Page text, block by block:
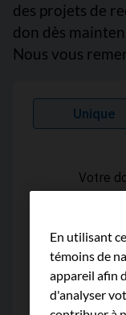
des projets de
don dès
Nous vous
En utilisant
témoins de
appareil afin
d'analyser